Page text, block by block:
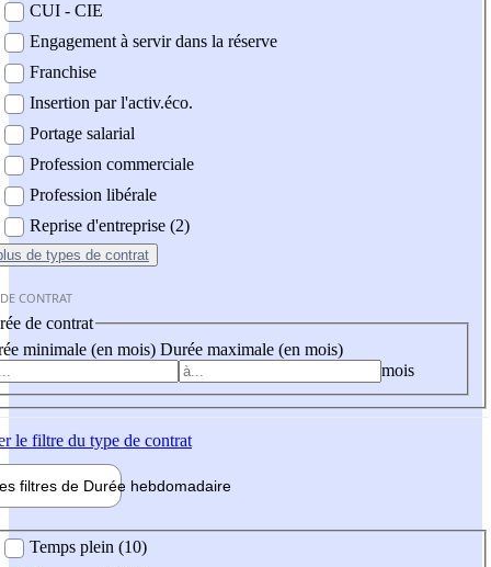
CUI - CIE
Engagement à servir dans la réserve
Franchise
Insertion par l'activ.éco.
Portage salarial
Profession commerciale
Profession libérale
Reprise d'entreprise (2)
de types de contrat
CONTRAT
de contrat
minimale (en mois) Durée maximale (en mois)
mois
le filtre du type de contrat
filtres de Durée hebdomadaire
Temps plein (10)